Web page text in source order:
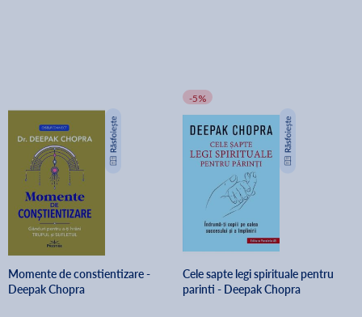
Momente de constientizare -
Deepak Chopra
-5%
Cele sapte legi spirituale pentru
parinti - Deepak Chopra